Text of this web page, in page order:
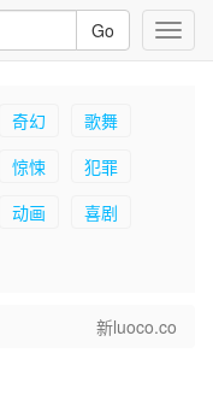
Go
奇幻
歌舞
惊悚
犯罪
动画
喜剧
新luoco.co